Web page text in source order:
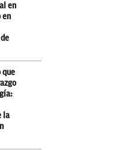
en
en
que
la